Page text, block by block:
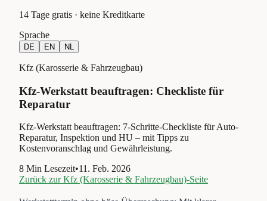
14 Tage gratis · keine Kreditkarte
Sprache
DE EN NL
Kfz (Karosserie & Fahrzeugbau)
Kfz-Werkstatt beauftragen: Checkliste für
Reparatur
Kfz-Werkstatt beauftragen: 7-Schritte-Checkliste für Auto-
Reparatur, Inspektion und HU – mit Tipps zu
Kostenvoranschlag und Gewährleistung.
8 Min Lesezeit•11. Feb. 2026
Zurück zurKfz (Karosserie & Fahrzeugbau)-Seite